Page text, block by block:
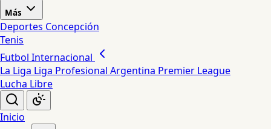
Más
Deportes Concepción
Tenis
Futbol Internacional
La Liga Liga Profesional Argentina Premier League
Lucha Libre
Inicio